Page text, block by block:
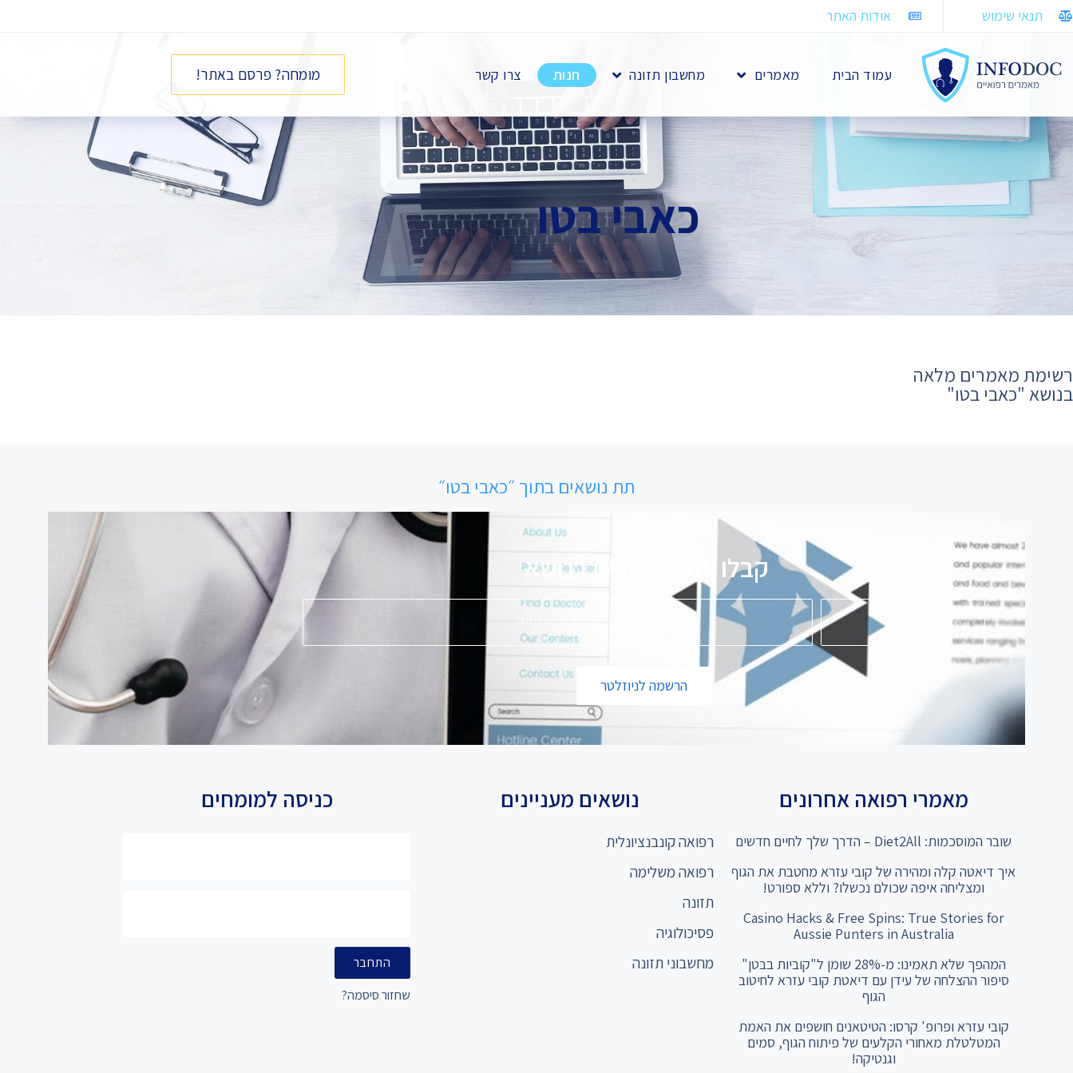
תנאי שימוש אודות האתר
עמוד הבית מאמרים מחשבון תזונה חנות צרו קשר מומחה? פרסם באתר!
כאבי בטו
רשימת מאמרים מלאה
בנושא ​"כאבי בטו"
תת נושאים בתוך ״כאבי בטו״
קבלו עוד מאמרים בנושא
הרשמה לניוזלטר
מאמרי רפואה אחרונים
שובר המוסכמות: Diet2All – הדרך שלך לחיים חדשים
איך דיאטה קלה ומהירה של קובי עזרא מחטבת את הגוף
ומצליחה איפה שכולם נכשלו? וללא ספורט!
Casino Hacks & Free Spins: True Stories for
Aussie Punters in Australia
המהפך שלא תאמינו: מ-28% שומן ל"קוביות בבטן"
סיפור ההצלחה של עידן עם דיאטת קובי עזרא לחיטוב
הגוף
קובי עזרא ופרופ' קרסו: הטיטאנים חושפים את האמת
המטלטלת מאחורי הקלעים של פיתוח הגוף, סמים
וגנטיקה!
נושאים מעניינים
רפואה קונבנציונלית
רפואה משלימה
תזונה
פסיכולוגיה
מחשבוני תזונה
כניסה למומחים
התחבר
שחזור סיסמה?